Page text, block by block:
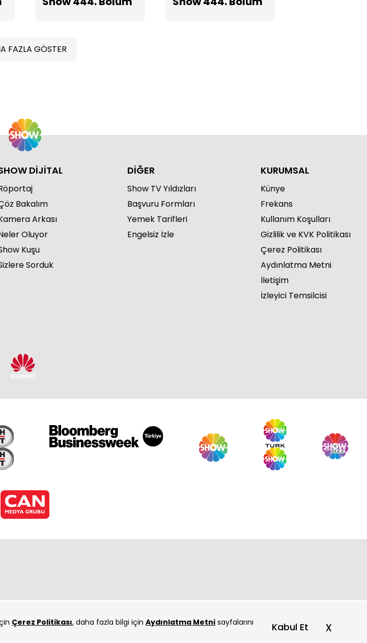
Bakımlı Adam Bakımsız Kadın 2!
FAZLA GÖSTER
Çerez Politikası, daha fazla bilgi için Aydınlatma Metni sayfalarını
Kabul Et x
DİJİTAL
Bakalım
Arkası
Oluyor
Kuşu
Sorduk
DİĞER
Show TV Yıldızları
Başvuru Formları
Yemek Tarifleri
Engelsiz İzle
KURUMSAL
Künye
Frekans
Kullanım Koşulları
Gizlilik ve KVK Politikası
Çerez Politikası
Aydınlatma Metni
İletişim
İzleyici Temsilcisi